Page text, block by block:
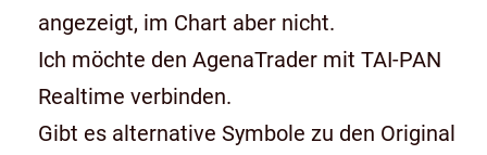
angezeigt, im Chart aber nicht.
Ich möchte den AgenaTrader mit TAI-PAN
Realtime verbinden.
Gibt es alternative Symbole zu den Original